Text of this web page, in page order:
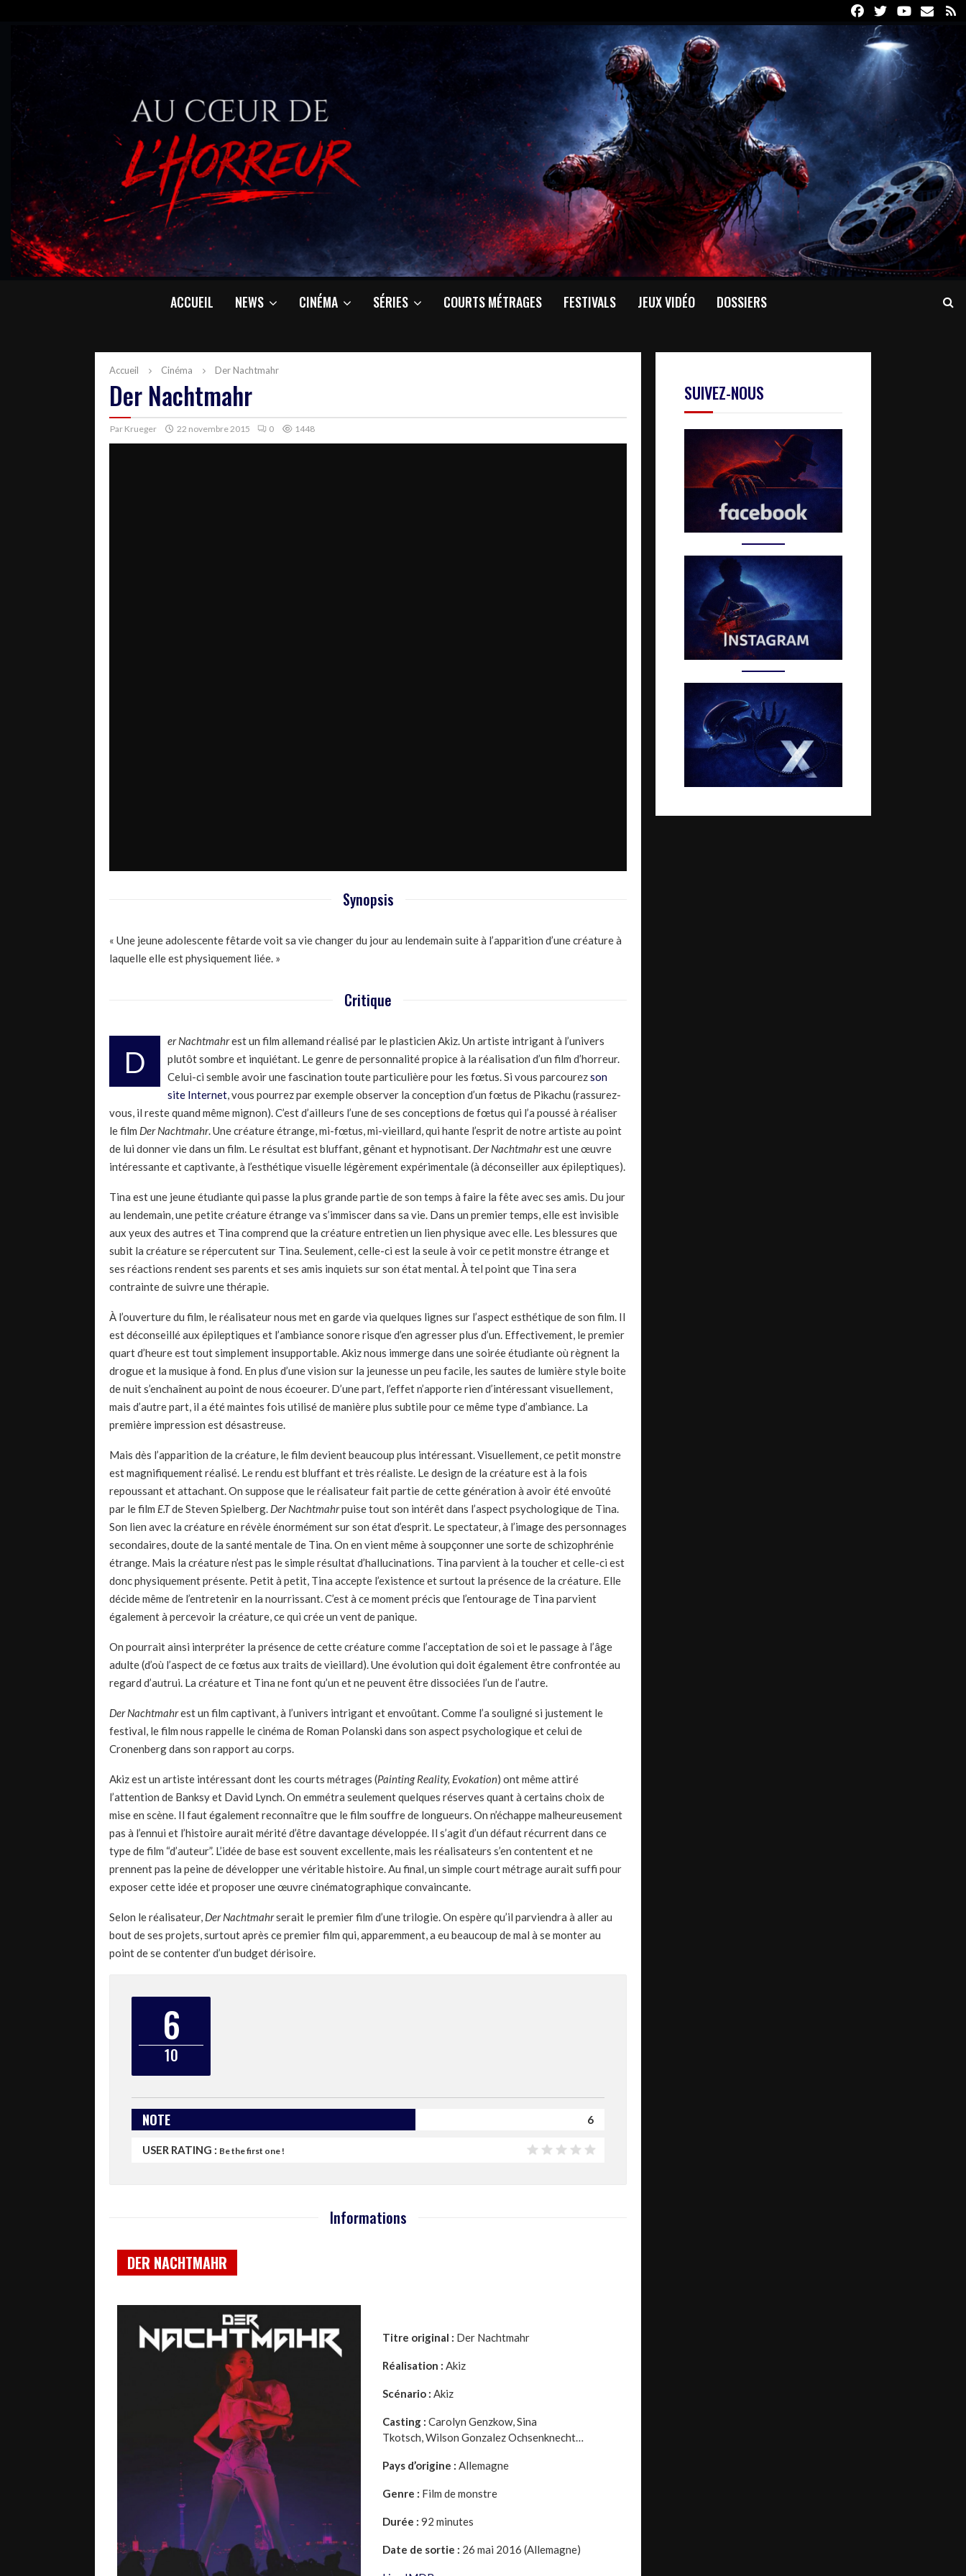
FacebookTwitterYoutube
Email
ACCUEIL NEWS CINÉMA SÉRIES COURTS MÉTRAGES FESTIVALS JEUX VIDÉO DOSSIERS
Accueil Cinéma Der Nachtmahr
Der Nachtmahr
Par Krueger 22 novembre 2015 0 1448
Synopsis
« Une jeune adolescente fêtarde voit sa vie changer du jour au lendemain suite à l’apparition d’une créature à
laquelle elle est physiquement liée. »
Critique
D
er Nachtmahrest un film allemand réalisé par le plasticien Akiz. Un artiste intrigant à l’univers
plutôt sombre et inquiétant. Le genre de personnalité propice à la réalisation d’un film d’horreur.
Celui-ci semble avoir une fascination toute particulière pour les fœtus. Si vous parcourezson
site Internet, vous pourrez par exemple observer la conception d’un fœtus de Pikachu (rassurez-
vous, il reste quand même mignon). C’est d’ailleurs l’une de ses conceptions de fœtus qui l’a poussé à réaliser
le film Der Nachtmahr. Une créature étrange, mi-fœtus, mi-vieillard, qui hante l’esprit de notre artiste au point
de lui donner vie dans un film. Le résultat est bluffant, gênant et hypnotisant. Der Nachtmahrest une œuvre
intéressante et captivante, à l’esthétique visuelle légèrement expérimentale (à déconseiller aux épileptiques).
Tina est une jeune étudiante qui passe la plus grande partie de son temps à faire la fête avec ses amis. Du jour
au lendemain, une petite créature étrange va s’immiscer dans sa vie. Dans un premier temps, elle est invisible
aux yeux des autres et Tina comprend que la créature entretien un lien physique avec elle. Les blessures que
subit la créature se répercutent sur Tina. Seulement, celle-ci est la seule à voir ce petit monstre étrange et
ses réactions rendent ses parents et ses amis inquiets sur son état mental. À tel point que Tina sera
contrainte de suivre une thérapie.
À l’ouverture du film, le réalisateur nous met en garde via quelques lignes sur l’aspect esthétique de son film. Il
est déconseillé aux épileptiques et l’ambiance sonore risque d’en agresser plus d’un. Effectivement, le premier
quart d’heure est tout simplement insupportable. Akiz nous immerge dans une soirée étudiante où règnent la
drogue et la musique à fond. En plus d’une vision sur la jeunesse un peu facile, les sautes de lumière style boite
de nuit s’enchaînent au point de nous écoeurer. D’une part, l’effet n’apporte rien d’intéressant visuellement,
mais d’autre part, il a été maintes fois utilisé de manière plus subtile pour ce même type d’ambiance. La
première impression est désastreuse.
Mais dès l’apparition de la créature, le film devient beaucoup plus intéressant. Visuellement, ce petit monstre
est magnifiquement réalisé. Le rendu est bluffant et très réaliste. Le design de la créature est à la fois
repoussant et attachant. On suppose que le réalisateur fait partie de cette génération à avoir été envoûté
par le film E.Tde Steven Spielberg. Der Nachtmahrpuise tout son intérêt dans l’aspect psychologique de Tina.
Son lien avec la créature en révèle énormément sur son état d’esprit. Le spectateur, à l’image des personnages
secondaires, doute de la santé mentale de Tina. On en vient même à soupçonner une sorte de schizophrénie
étrange. Mais la créature n’est pas le simple résultat d’hallucinations. Tina parvient à la toucher et celle-ci est
donc physiquement présente. Petit à petit, Tina accepte l’existence et surtout la présence de la créature. Elle
décide même de l’entretenir en la nourrissant. C’est à ce moment précis que l’entourage de Tina parvient
également à percevoir la créature, ce qui crée un vent de panique.
On pourrait ainsi interpréter la présence de cette créature comme l’acceptation de soi et le passage à l’âge
adulte (d’où l’aspect de ce fœtus aux traits de vieillard). Une évolution qui doit également être confrontée au
regard d’autrui. La créature et Tina ne font qu’un et ne peuvent être dissociées l’un de l’autre.
Der Nachtmahrest un film captivant, à l’univers intrigant et envoûtant. Comme l’a souligné si justement le
festival, le film nous rappelle le cinéma de Roman Polanski dans son aspect psychologique et celui de
Cronenberg dans son rapport au corps.
Akiz est un artiste intéressant dont les courts métrages (Painting Reality, Evokation) ont même attiré
l’attention de Banksy et David Lynch. On emmétra seulement quelques réserves quant à certains choix de
mise en scène. Il faut également reconnaître que le film souffre de longueurs. On n’échappe malheureusement
pas à l’ennui et l’histoire aurait mérité d’être davantage développée. Il s’agit d’un défaut récurrent dans ce
type de film “d’auteur”. L’idée de base est souvent excellente, mais les réalisateurs s’en contentent et ne
prennent pas la peine de développer une véritable histoire. Au final, un simple court métrage aurait suffi pour
exposer cette idée et proposer une œuvre cinématographique convaincante.
Selon le réalisateur, Der Nachtmahrserait le premier film d’une trilogie. On espère qu’il parviendra à aller au
bout de ses projets, surtout après ce premier film qui, apparemment, a eu beaucoup de mal à se monter au
point de se contenter d’un budget dérisoire.
6
10
NOTE 6
USER RATING : Be the first one !
Informations
DER NACHTMAHR
Titre original : Der Nachtmahr
Réalisation : Akiz
Scénario : Akiz
Casting : Carolyn Genzkow, Sina
Tkotsch Wilson Gonzalez Ochsenknecht
Pays d’origine : Allemagne
Genre : Film de monstre
Durée : 92 minutes
Date de sortie : 26 mai 2016 (Allemagne)
SUIVEZ-NOUS